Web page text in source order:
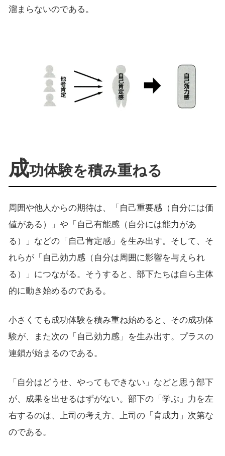
溜まらないのである。
成功体験を積み重ねる
周囲や他人からの期待は、「自己重要感（自分には価
値がある）」や「自己有能感（自分には能力があ
る）」などの「自己肯定感」を生み出す。そして、そ
れらが「自己効力感（自分は周囲に影響を与えられ
る）」につながる。そうすると、部下たちは自ら主体
的に動き始めるのである。
小さくても成功体験を積み重ね始めると、その成功体
験が、また次の「自己効力感」を生み出す。プラスの
連鎖が始まるのである。
「自分はどうせ、やってもできない」などと思う部下
が、成果を出せるはずがない。部下の「学ぶ」力を左
右するのは、上司の考え方、上司の「育成力」次第な
のである。